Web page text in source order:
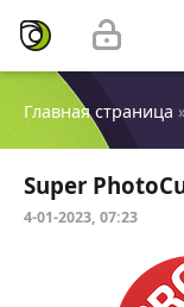
Главная страница
Super
4-01-2023, 07:23